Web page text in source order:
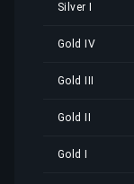
Silver I
Gold IV
Gold III
Gold II
Gold I